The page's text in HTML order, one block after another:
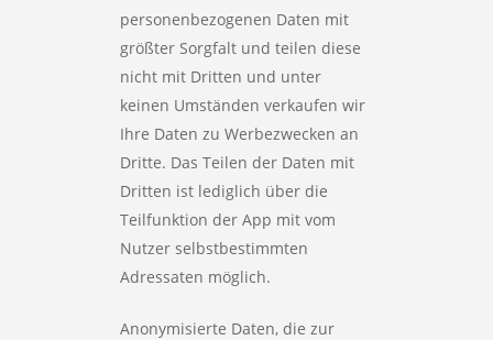
personenbezogenen Daten mit
größter Sorgfalt und teilen diese
nicht mit Dritten und unter
keinen Umständen verkaufen wir
Ihre Daten zu Werbezwecken an
Dritte. Das Teilen der Daten mit
Dritten ist lediglich über die
Teilfunktion der App mit vom
Nutzer selbstbestimmten
Adressaten möglich.
Anonymisierte Daten, die zur